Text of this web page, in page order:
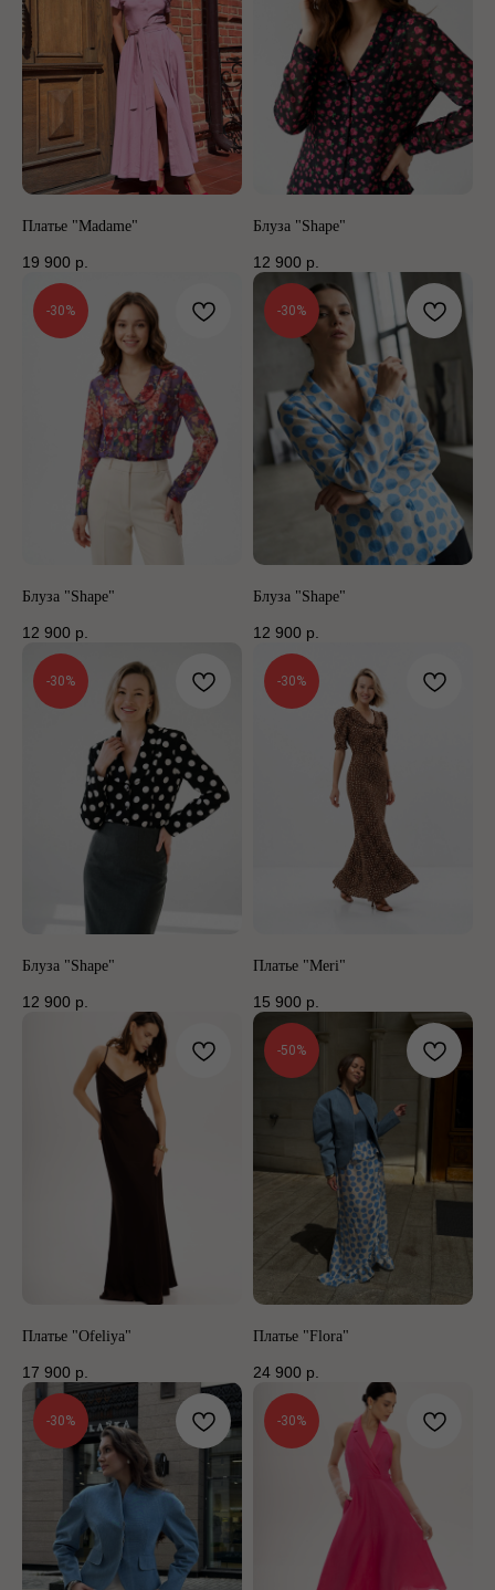
Платье "Madame"
19 900 р.
Блуза "Shape"
12 900 р.
-30%
Блуза "Shape"
12 900 р.
-30%
Блуза "Shape"
12 900 р.
-30%
Блуза "Shape"
12 900 р.
-30%
Платье "Meri"
15 900 р.
Платье "Ofeliya"
17 900 р.
-50%
Платье "Flora"
24 900 р.
-30% -30%